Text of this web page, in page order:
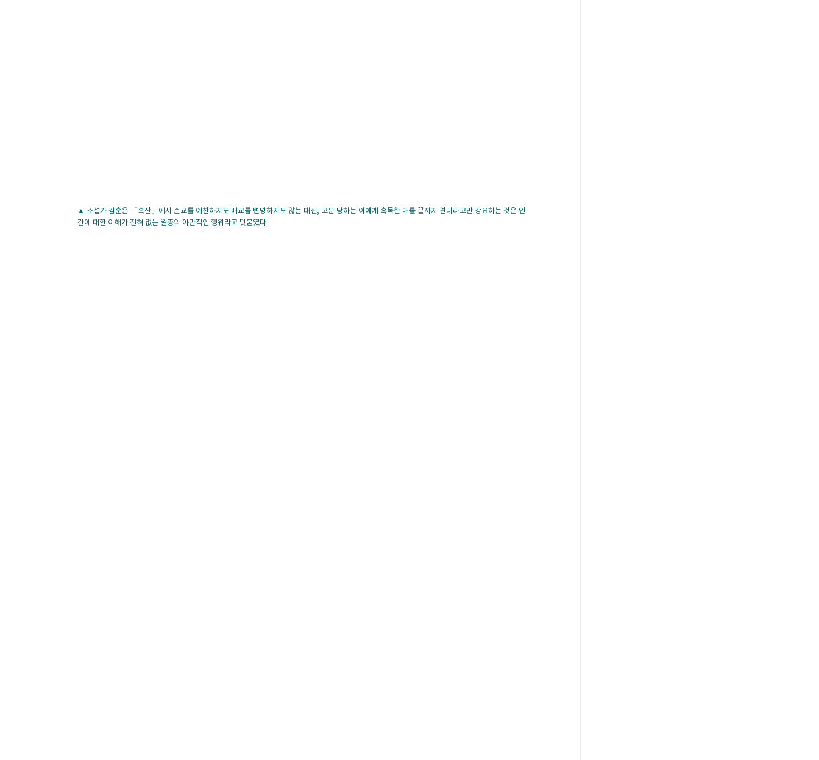
▲ 소설가 김훈은 「흑산」에서 순교를 예찬하지도 배교를 변명하지도 않는 대신, 고문 당하는 이에게 혹독한 매를 끝까지 견디라고만 강요하는 것은 인
간에 대한 이해가 전혀 없는 일종의 야만적인 행위라고 덧붙였다